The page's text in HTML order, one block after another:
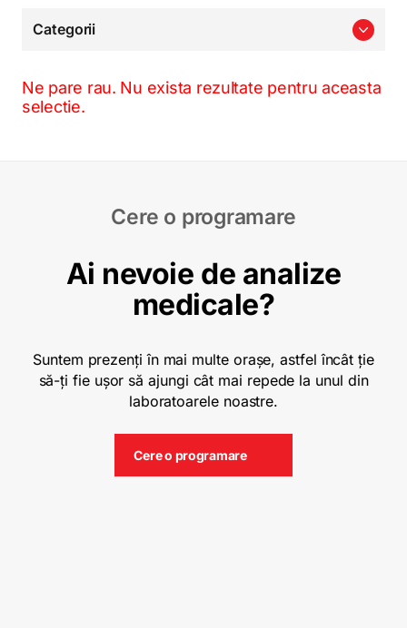
Categorii
Ne pare rau. Nu exista rezultate pentru aceasta
selectie.
Cere o programare
Ai nevoie de analize
medicale?
Suntem prezenți în mai multe orașe, astfel încât ție
să-ți fie ușor să ajungi cât mai repede la unul din
laboratoarele noastre.
Cere o programare